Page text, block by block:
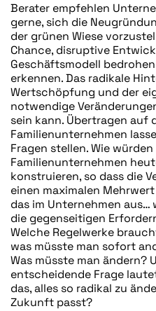
Berater empfehlen
gerne, sich die
der grünen Wiese
Chance, disruptive
Geschäftsmodell
erkennen. Das radikale
Wertschöpfung und der
notwendige
sein kann. Übertragen auf
Familienunternehmen
Fragen stellen. Wie
Familienunternehmen
konstruieren, so dass die
einen maximalen
das im Unternehmen aus…
die gegenseitigen
Welche Regelwerke
was müsste man sofort
Was müsste man ändern?
entscheidende Frage
das, alles so radikal zu
Zukunft passt?